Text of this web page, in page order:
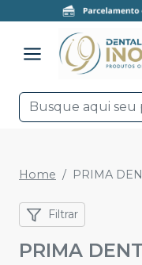
Home PRIMA
Filtrar
PRIMA